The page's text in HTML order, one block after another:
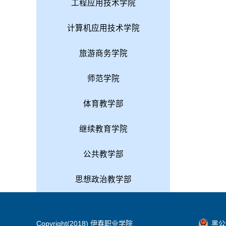
工程应用技术学院
计算机应用技术学院
旅游商务学院
师范学院
体育教学部
继续教育学院
公共教学部
思想政治教学部
Copyright(2018) 伊春职业学院 黑